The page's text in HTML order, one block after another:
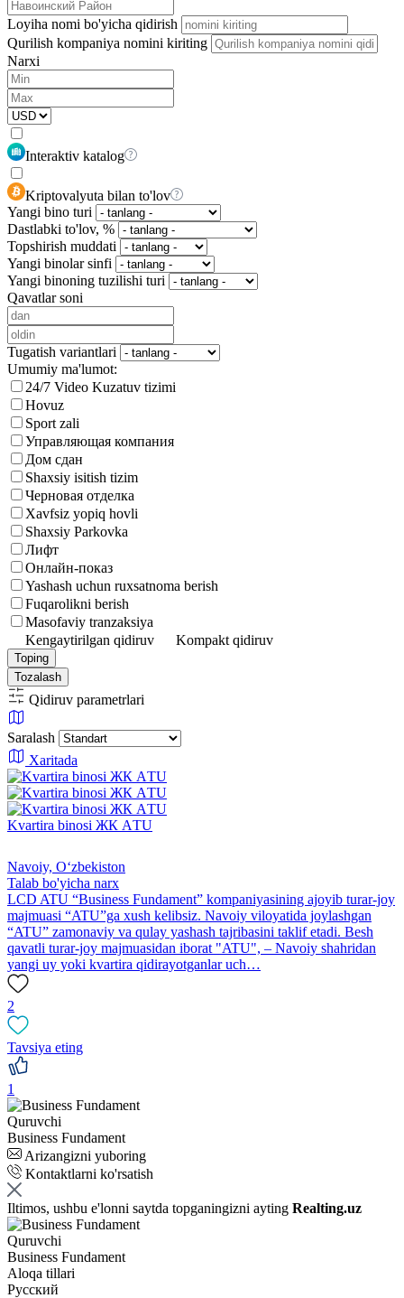
Loyiha nomi bo'yicha qidirish
Qurilish kompaniya nomini kiriting
Narxi
Interaktiv katalog
Kriptovalyuta bilan to'lov
Yangi bino turi
Dastlabki to'lov, %
Topshirish muddati
Yangi binolar sinfi
Yangi binoning tuzilishi turi
Qavatlar soni
Tugatish variantlari
Umumiy ma'lumot:
24/7 Video Kuzatuv tizimi
Hovuz
Sport zali
Управляющая компания
Дом сдан
Shaxsiy isitish tizim
Черновая отделка
Xavfsiz yopiq hovli
Shaxsiy Parkovka
Лифт
Онлайн-показ
Yashash uchun ruxsatnoma berish
Fuqarolikni berish
Masofaviy tranzaksiya
Kengaytirilgan qidiruv
Kompakt qidiruv
Toping
Tozalash
Qidiruv parametrlari
Saralash
Xaritada
Kvartira binosi ЖК АTU
Navoiy, Oʻzbekiston
Talab bo'yicha narx
LCD ATU “Business Fundament” kompaniyasining ajoyib turar-joy
majmuasi “ATU”ga xush kelibsiz. Navoiy viloyatida joylashgan
“ATU” zamonaviy va qulay yashash tajribasini taklif etadi. Besh
qavatli turar-joy majmuasidan iborat "ATU", – Navoiy shahridan
yangi uy yoki kvartira qidirayotganlar uch…
2
Tavsiya eting
1
Quruvchi
Business Fundament
Arizangizni yuboring
Kontaktlarni ko'rsatish
Iltimos, ushbu e'lonni saytda topganingizni ayting Realting.uz
Quruvchi
Business Fundament
Aloqa tillari
Русский